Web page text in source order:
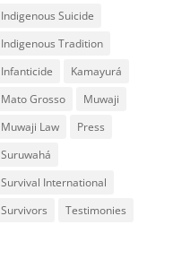
Indigenous Suicide
Indigenous Tradition
Infanticide
Kamayurá
Mato Grosso
Muwaji
Muwaji Law
Press
Suruwahá
Survival International
Survivors
Testimonies